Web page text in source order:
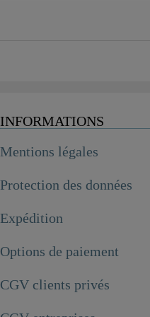
INFORMATIONS
Mentions légales
Protection des données
Expédition
Options de paiement
CGV clients privés